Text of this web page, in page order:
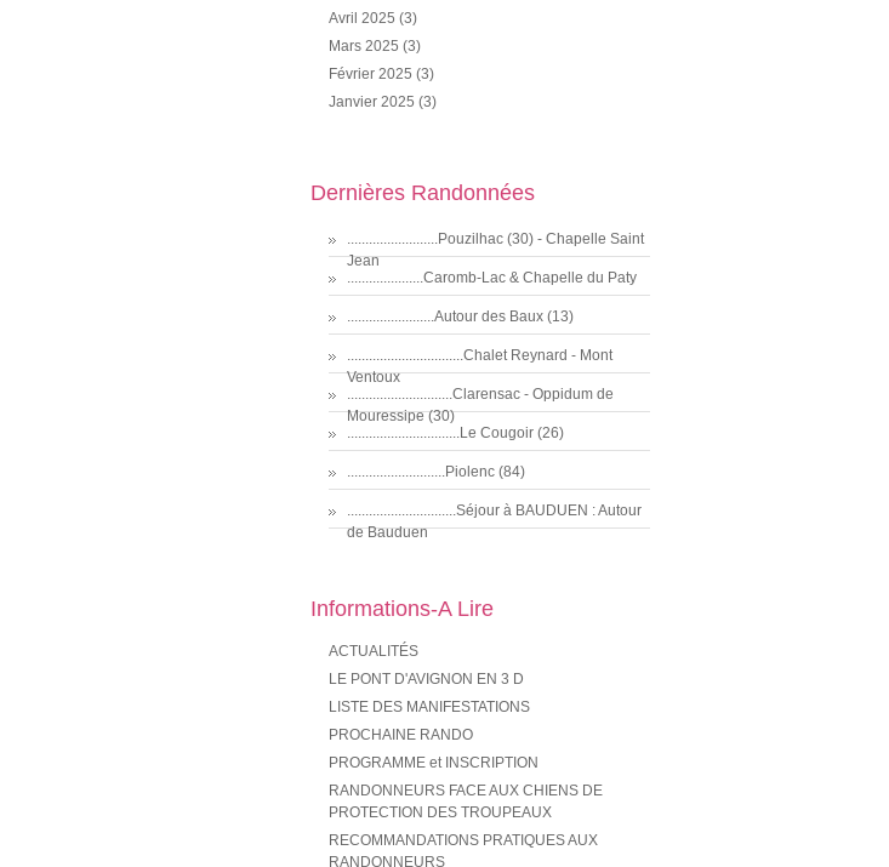
Avril 2025 (3)
Mars 2025 (3)
Février 2025 (3)
Janvier 2025 (3)
Dernières Randonnées
.........................Pouzilhac (30) - Chapelle Saint
Jean
.....................Caromb-Lac & Chapelle du Paty
........................Autour des Baux (13)
................................Chalet Reynard - Mont
Ventoux
.............................Clarensac - Oppidum de
Mouressipe (30)
...............................Le Cougoir (26)
...........................Piolenc (84)
..............................Séjour à BAUDUEN : Autour
de Bauduen
Informations-A Lire
ACTUALITÉS
LE PONT D'AVIGNON EN 3 D
LISTE DES MANIFESTATIONS
PROCHAINE RANDO
PROGRAMME et INSCRIPTION
RANDONNEURS FACE AUX CHIENS DE
PROTECTION DES TROUPEAUX
RECOMMANDATIONS PRATIQUES AUX
RANDONNEURS